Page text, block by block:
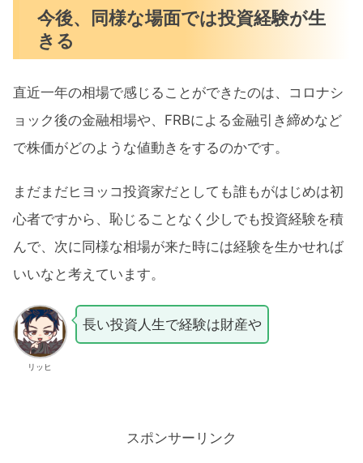
今後、同様な場面では投資経験が生
きる
直近一年の相場で感じることができたのは、コロナシ
ョック後の金融相場や、FRBによる金融引き締めなど
で株価がどのような値動きをするのかです。
まだまだヒヨッコ投資家だとしても誰もがはじめは初
心者ですから、恥じることなく少しでも投資経験を積
んで、次に同様な相場が来た時には経験を生かせれば
いいなと考えています。
リッヒ
長い投資人生で経験は財産や
スポンサーリンク